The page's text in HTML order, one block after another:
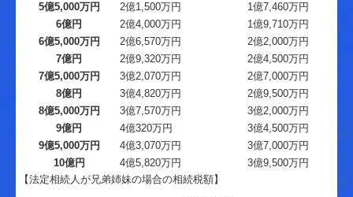
5億5,000万円
2億1,500万円
1億7,460万円
6億円
2億4,000万円
1億9,710万円
6億5,000万円
2億6,570万円
2億2,000万円
7億円
2億9,320万円
2億4,500万円
7億5,000万円
3億2,070万円
2億7,000万円
8億円
3億4,820万円
2億9,500万円
8億5,000万円
3億7,570万円
3億2,000万円
9億円
4億320万円
3億4,500万円
9億5,000万円
4億3,070万円
3億7,000万円
10億円
4億5,820万円
3億9,500万円
【法定相続人が兄弟姉妹の場合の相続税額】